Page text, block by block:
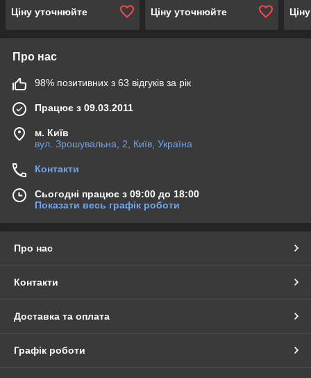
Ціну уточнюйте
Ціну уточнюйте
Про нас
98% позитивних з 63 відгуків за рік
Працює з 09.03.2011
м. Київ
вул. Зрошувальна, 2, Київ, Україна
Контакти
Сьогодні працює з 09:00 до 18:00
Показати весь графік роботи
Про нас
Контакти
Доставка та оплата
Графік роботи